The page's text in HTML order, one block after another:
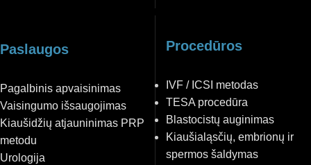
Paslaugos
Pagalbinis apvaisinimas
Vaisingumo išsaugojimas
Kiaušidžių atjauninimas PRP
metodu
Urologija
Procedūros
IVF / ICSI metodas
TESA procedūra
Blastocistų auginimas
Kiaušialąsčių, embrionų ir
spermos šaldymas